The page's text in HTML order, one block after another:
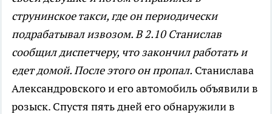
струнинское такси, где он периодически
подрабатывал извозом. В 2.10 Станислав
сообщил диспетчеру, что закончил работать и
едет домой. После этого он пропал. Станислава
Александровского и его автомобиль объявили в
розыск. Спустя пять дней его обнаружили в